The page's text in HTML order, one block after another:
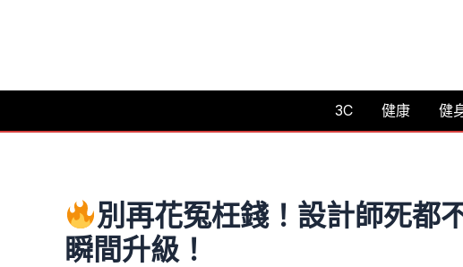
要
3C 健康 健
別再花冤枉錢！設計師死都
瞬間升級！